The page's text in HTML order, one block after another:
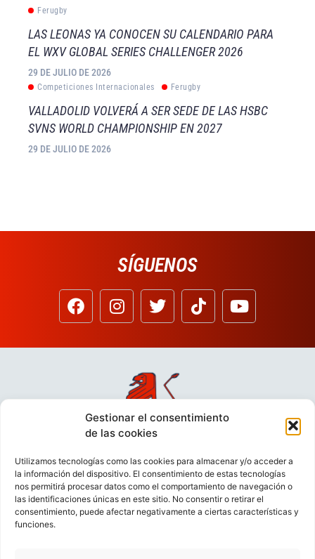
Gestionar el consentimiento
de las cookies
Utilizamos tecnologías como las cookies para almacenar y/o acceder a
la información del dispositivo. El consentimiento de estas tecnologías
nos permitirá procesar datos como el comportamiento de navegación o
las identificaciones únicas en este sitio. No consentir o retirar el
consentimiento, puede afectar negativamente a ciertas características y
funciones.
Ferugby
LAS LEONAS YA CONOCEN SU CALENDARIO PARA
EL WXV GLOBAL SERIES CHALLENGER 2026
29 DE JULIO DE 2026
Competiciones Internacionales Ferugby
VALLADOLID VOLVERÁ A SER SEDE DE LAS HSBC
SVNS WORLD CHAMPIONSHIP EN 2027
29 DE JULIO DE 2026
SÍGUENOS